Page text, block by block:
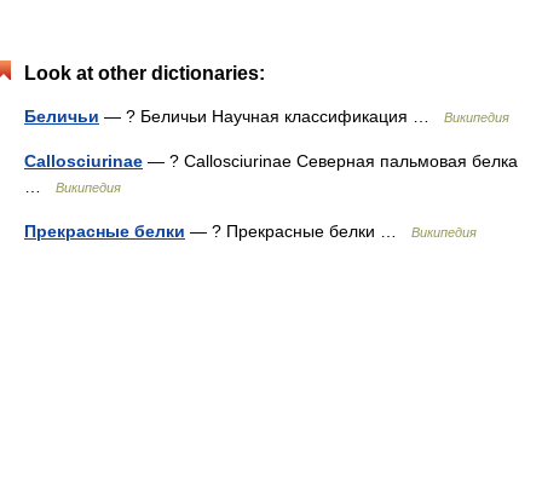
Look at other dictionaries:
Беличьи — ? Беличьи Научная классификация … Википедия
Callosciurinae — ? Callosciurinae Северная пальмовая белка
Википедия
Прекрасные белки — ? Прекрасные белки … Википедия